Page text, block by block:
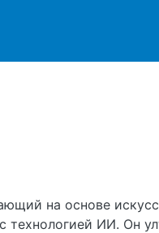
на основе
технологией ИИ. Он